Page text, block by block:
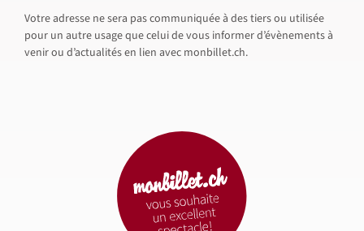
Votre adresse ne sera pas communiquée à des tiers ou utilisée
pour un autre usage que celui de vous informer d’évènements à
venir ou d’actualités en lien avec monbillet.ch.